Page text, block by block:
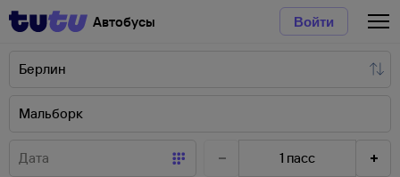
Автобусы Войти
1 пасс